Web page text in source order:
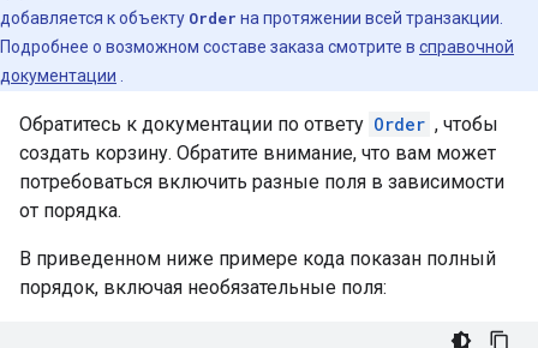
добавляется к объекту Order на протяжении всей транзакции.
Подробнее о возможном составе заказа смотрите в справочной
документации
Обратитесь к документации по ответу Order , чтобы
создать корзину. Обратите внимание, что вам может
потребоваться включить разные поля в зависимости
от порядка.
В приведенном ниже примере кода показан полный
порядок, включая необязательные поля: